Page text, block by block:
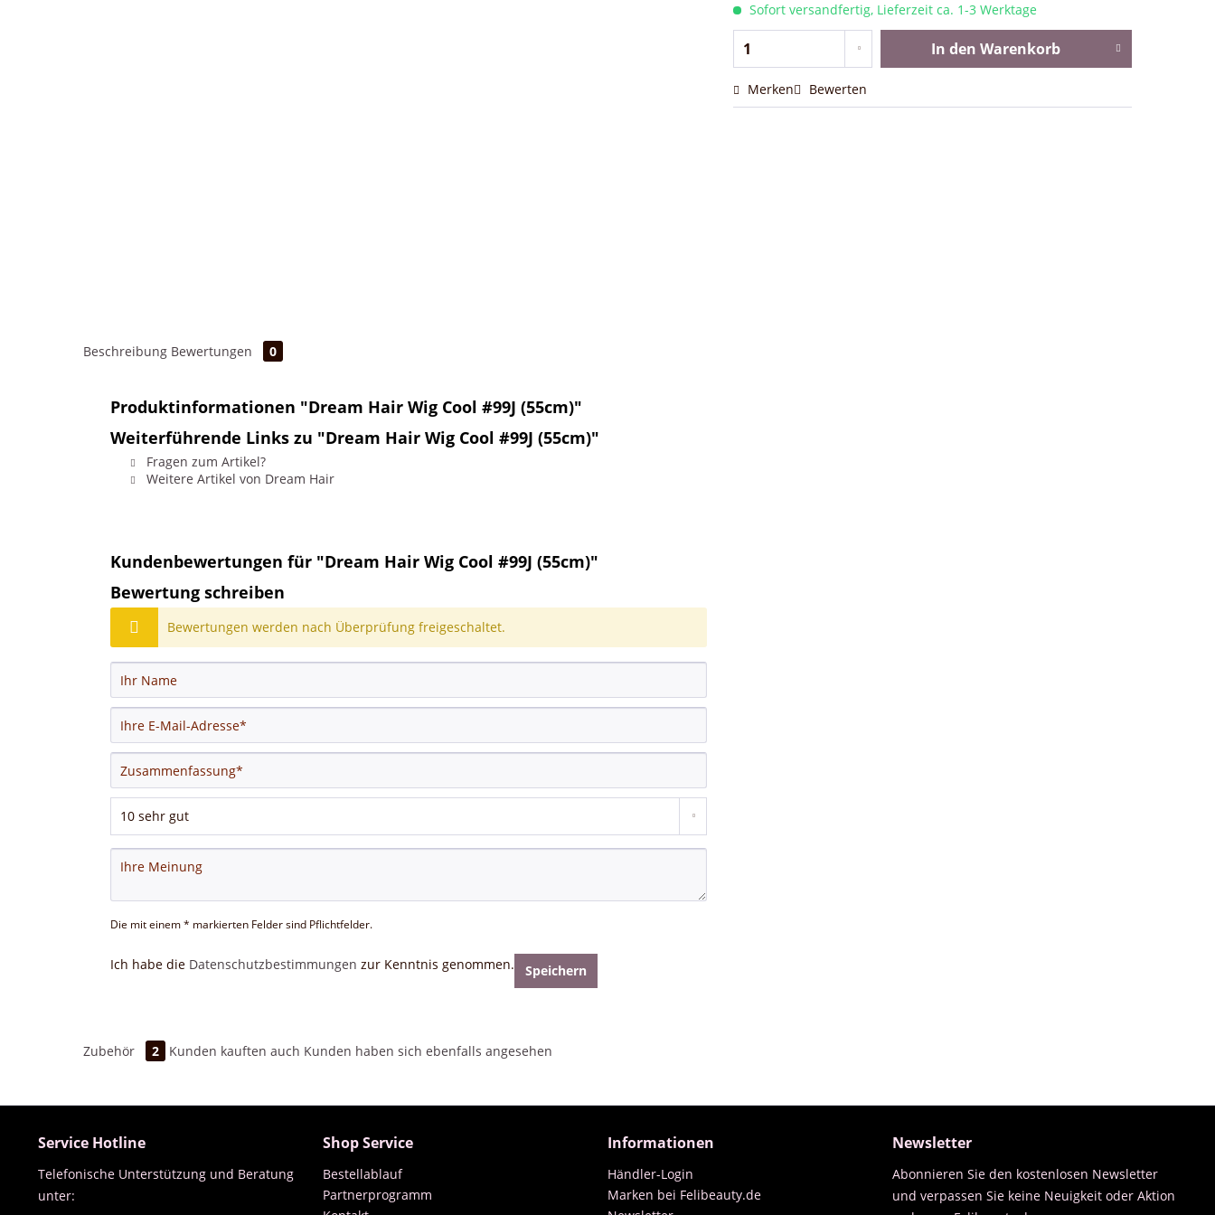
Sofort versandfertig, Lieferzeit ca. 1-3 Werktage
In den Warenkorb
Merken Bewerten
Beschreibung Bewertungen 0
Produktinformationen "Dream Hair Wig Cool #99J (55cm)"
Weiterführende Links zu "Dream Hair Wig Cool #99J (55cm)"
Fragen zum Artikel?
Weitere Artikel von Dream Hair
Kundenbewertungen für "Dream Hair Wig Cool #99J (55cm)"
Bewertung schreiben
Bewertungen werden nach Überprüfung freigeschaltet.
Die mit einem * markierten Felder sind Pflichtfelder.
Ich habe die Datenschutzbestimmungen zur Kenntnis genommen. Speichern
Zubehör 2 Kunden kauften auch Kunden haben sich ebenfalls angesehen
Service Hotline
Telefonische Unterstützung und Beratung
unter:
Shop Service
Bestellablauf
Partnerprogramm
Informationen
Händler-Login
Marken bei Felibeauty.de
Newsletter
Abonnieren Sie den kostenlosen Newsletter
und verpassen Sie keine Neuigkeit oder Aktion